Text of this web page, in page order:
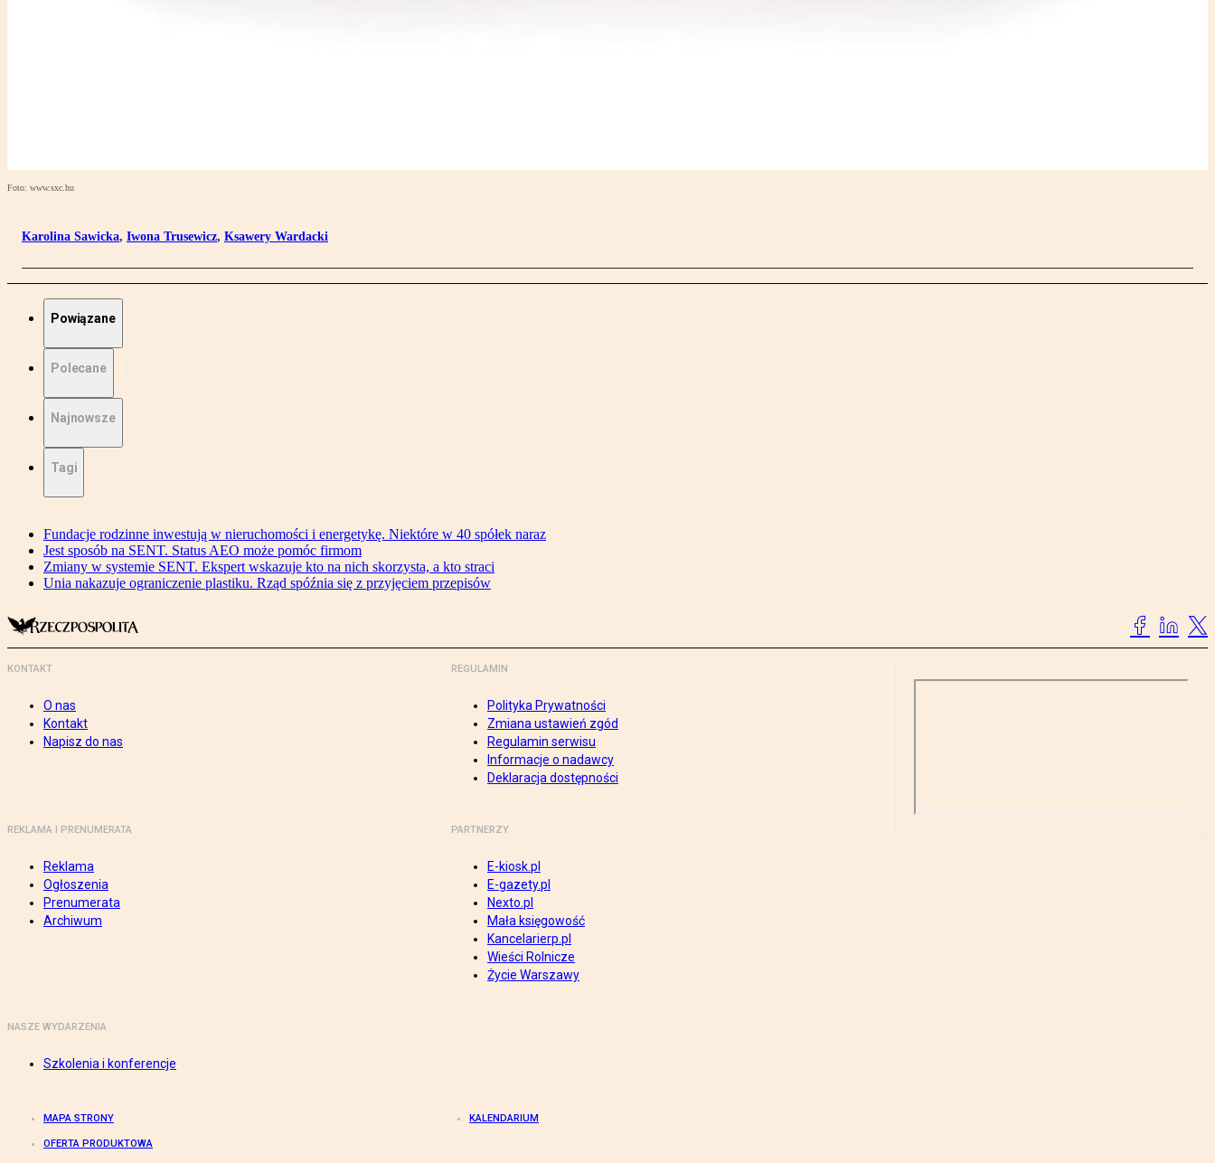
Foto: www.sxc.hu
Karolina Sawicka, Iwona Trusewicz, Ksawery Wardacki
Powiązane
Polecane
Najnowsze
Tagi
Fundacje rodzinne inwestują w nieruchomości i energetykę. Niektóre w 40 spółek naraz
Jest sposób na SENT. Status AEO może pomóc firmom
Zmiany w systemie SENT. Ekspert wskazuje kto na nich skorzysta, a kto straci
Unia nakazuje ograniczenie plastiku. Rząd spóźnia się z przyjęciem przepisów
KONTAKT
O nas
Kontakt
Napisz do nas
REGULAMIN
Polityka Prywatności
Zmiana ustawień zgód
Regulamin serwisu
Informacje o nadawcy
Deklaracja dostępności
REKLAMA I PRENUMERATA
Reklama
Ogłoszenia
Prenumerata
Archiwum
PARTNERZY
E-kiosk.pl
E-gazety.pl
Nexto.pl
Mała księgowość
Kancelarierp.pl
Wieści Rolnicze
Życie Warszawy
NASZE WYDARZENIA
Szkolenia i konferencje
MAPA STRONY KALENDARIUM
OFERTA PRODUKTOWA